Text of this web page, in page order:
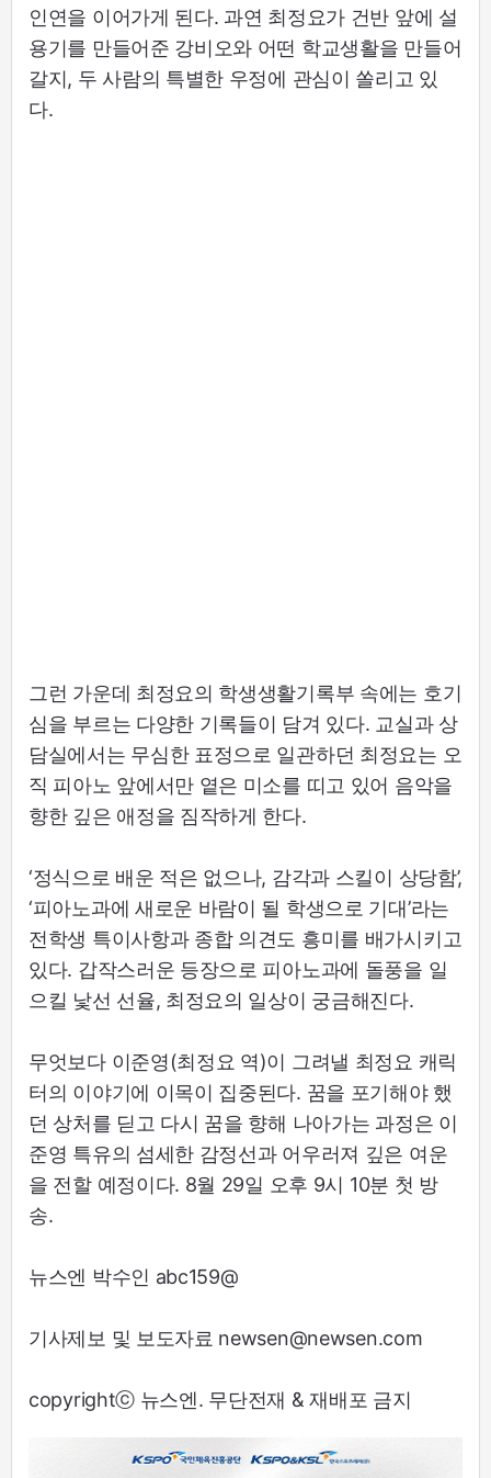
인연을 이어가게 된다. 과연 최정요가 건반 앞에 설
용기를 만들어준 강비오와 어떤 학교생활을 만들어
갈지, 두 사람의 특별한 우정에 관심이 쏠리고 있
다.
그런 가운데 최정요의 학생생활기록부 속에는 호기
심을 부르는 다양한 기록들이 담겨 있다. 교실과 상
담실에서는 무심한 표정으로 일관하던 최정요는 오
직 피아노 앞에서만 옅은 미소를 띠고 있어 음악을
향한 깊은 애정을 짐작하게 한다.
‘정식으로 배운 적은 없으나, 감각과 스킬이 상당함’,
‘피아노과에 새로운 바람이 될 학생으로 기대’라는
전학생 특이사항과 종합 의견도 흥미를 배가시키고
있다. 갑작스러운 등장으로 피아노과에 돌풍을 일
으킬 낯선 선율, 최정요의 일상이 궁금해진다.
무엇보다 이준영(최정요 역)이 그려낼 최정요 캐릭
터의 이야기에 이목이 집중된다. 꿈을 포기해야 했
던 상처를 딛고 다시 꿈을 향해 나아가는 과정은 이
준영 특유의 섬세한 감정선과 어우러져 깊은 여운
을 전할 예정이다. 8월 29일 오후 9시 10분 첫 방
송.
뉴스엔 박수인 abc159@
기사제보 및 보도자료 newsen@newsen.com
copyrightⓒ 뉴스엔. 무단전재 & 재배포 금지